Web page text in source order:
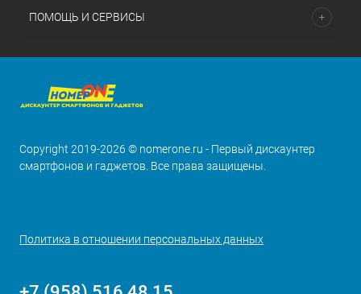
ПОМОЩЬ И СЕРВИСЫ
Copyright 2019-2026 © nomerone.ru - Первый дискаунтер
смартфонов и гаджетов. Все права защищены.
Политика в отношении персональных данных